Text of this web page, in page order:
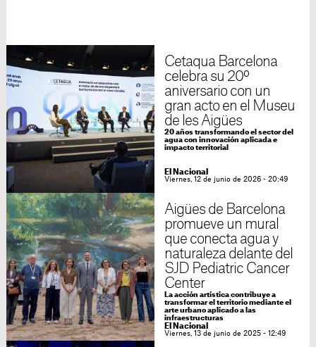
Cetaqua Barcelona
celebra su 20º
aniversario con un
gran acto en el Museu
de les Aigües
20 años transformando el sector del
agua con innovación aplicada e
impacto territorial
El Nacional
Viernes, 12 de junio de 2026 - 20:49
Aigües de Barcelona
promueve un mural
que conecta agua y
naturaleza delante del
SJD Pediatric Cancer
Center
La acción artística contribuye a
transformar el territorio mediante el
arte urbano aplicado a las
infraestructuras
El Nacional
Viernes, 13 de junio de 2025 - 12:49